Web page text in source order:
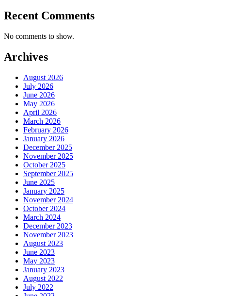
Recent Comments
No comments to show.
Archives
August 2026
July 2026
June 2026
May 2026
April 2026
March 2026
February 2026
January 2026
December 2025
November 2025
October 2025
September 2025
June 2025
January 2025
November 2024
October 2024
March 2024
December 2023
November 2023
August 2023
June 2023
May 2023
January 2023
August 2022
July 2022